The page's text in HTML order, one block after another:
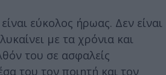
εύκολος ήρωας. Δεν είναι
με τα χρόνια και
του σε ασφαλείς
του τον ποιητή και τον